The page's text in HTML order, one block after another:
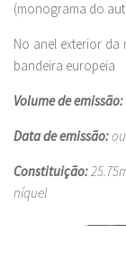
(monograma do
No anel exterior da
bandeira europeia
Volume de emissão:
Data de emissão:
Constituição:
níquel